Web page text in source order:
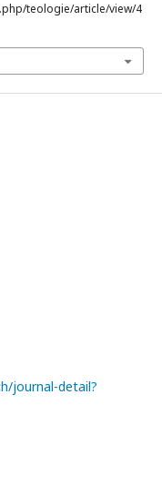
teologie/article/view/4
journal-detail?